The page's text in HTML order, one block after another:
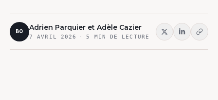
BO Adrien Parquier et Adèle Cazier
7 AVRIL 2026 · 5 MIN DE LECTURE